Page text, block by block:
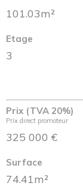
101.03m²
Etage
3
Prix (TVA 20%)
Prix direct promoteur
325 000 €
Surface
74.41m²